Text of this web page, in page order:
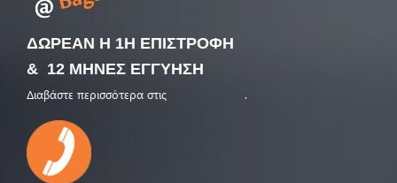
ΔΩΡΕΑΝ Η 1Η ΕΠΙΣΤΡΟΦΗ
& 12 ΜΗΝΕΣ ΕΓΓΥΗΣΗ
Διαβάστε περισσότερα στις .